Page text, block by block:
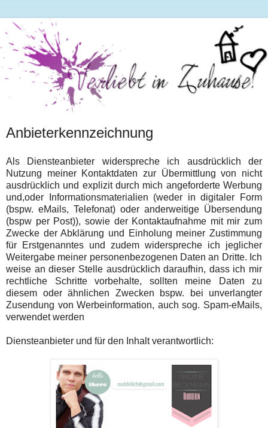
Anbieterkennzeichnung
Als Diensteanbieter widerspreche ich ausdrücklich der
Nutzung meiner Kontaktdaten zur Übermittlung von nicht
ausdrücklich und explizit durch mich angeforderte Werbung
und,oder Informationsmaterialien (weder in digitaler Form
(bspw. eMails, Telefonat) oder anderweitige Übersendung
(bspw per Post)), sowie der Kontaktaufnahme mit mir zum
Zwecke der Abklärung und Einholung meiner Zustimmung
für Erstgenanntes und zudem widerspreche ich jeglicher
Weitergabe meiner personenbezogenen Daten an Dritte. Ich
weise an dieser Stelle ausdrücklich daraufhin, dass ich mir
rechtliche Schritte vorbehalte, sollten meine Daten zu
diesem oder ähnlichen Zwecken bspw. bei unverlangter
Zusendung von Werbeinformation, auch sog. Spam-eMails,
verwendet werden
Diensteanbieter und für den Inhalt verantwortlich: